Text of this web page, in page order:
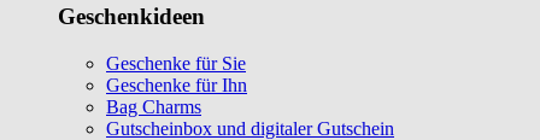
Geschenkideen
Geschenke für Sie
Geschenke für Ihn
Bag Charms
Gutscheinbox und digitaler Gutschein